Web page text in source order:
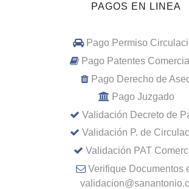
PAGOS EN LINEA
Pago Permiso
Pago Patentes
Pago Derecho de
Pago Juzgado
Validación Decreto de
Validación P. de
Validación PAT
Verifique Documentos
validacion@sanantonio.cl